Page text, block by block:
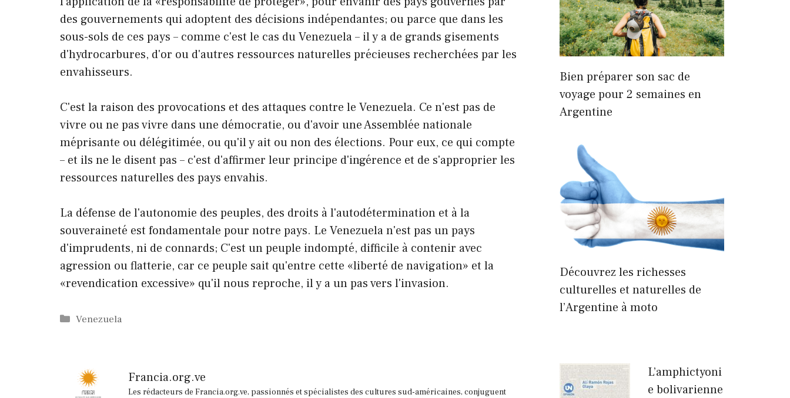
des gouvernements qui adoptent des décisions indépendantes; ou parce que dans les
sous-sols de ces pays – comme c'est le cas du Venezuela – il y a de grands gisements
d'hydrocarbures, d'or ou d'autres ressources naturelles précieuses recherchées par les
envahisseurs.
C'est la raison des provocations et des attaques contre le Venezuela. Ce n'est pas de
vivre ou ne pas vivre dans une démocratie, ou d'avoir une Assemblée nationale
méprisante ou délégitimée, ou qu'il y ait ou non des élections. Pour eux, ce qui compte
– et ils ne le disent pas – c'est d'affirmer leur principe d'ingérence et de s'approprier les
ressources naturelles des pays envahis.
La défense de l'autonomie des peuples, des droits à l'autodétermination et à la
souveraineté est fondamentale pour notre pays. Le Venezuela n'est pas un pays
d'imprudents, ni de connards; C'est un peuple indompté, difficile à contenir avec
agression ou flatterie, car ce peuple sait qu'entre cette «liberté de navigation» et la
«revendication excessive» qu'il nous reproche, il y a un pas vers l'invasion.
Catégories
Venezuela
Francia.org.ve
Les rédacteurs de Francia.org.ve, passionnés et spécialistes des cultures sud-américaines, conjuguent
Bien préparer son sac de
voyage pour 2 semaines en
Argentine
Découvrez les richesses
culturelles et naturelles de
l’Argentine à moto
L’amphictyoni
e bolivarienne